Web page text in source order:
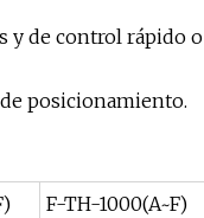
y de control rápido o
posicionamiento.
F-TH-1000(A~F)